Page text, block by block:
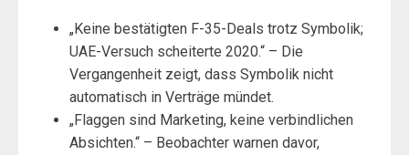
„Keine bestätigten F-35-Deals trotz Symbolik;
UAE-Versuch scheiterte 2020.“ – Die
Vergangenheit zeigt, dass Symbolik nicht
automatisch in Verträge mündet.
„Flaggen sind Marketing, keine verbindlichen
Absichten.“ – Beobachter warnen davor,